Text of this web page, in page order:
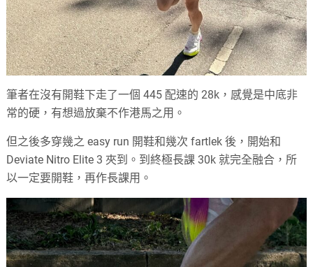
筆者在沒有開鞋下走了一個 445 配速的 28k，感覺是中底非
常的硬，有想過放棄不作港馬之用。
但之後多穿幾之 easy run 開鞋和幾次 fartlek 後，開始和
Deviate Nitro Elite 3 夾到。到終極長課 30k 就完全融合，所
以一定要開鞋，再作長課用。